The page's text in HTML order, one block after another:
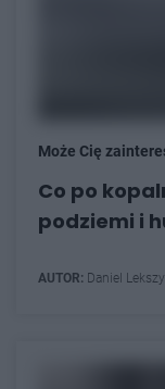
Może Cię
Co po
podziemi i
AUTOR: Daniel